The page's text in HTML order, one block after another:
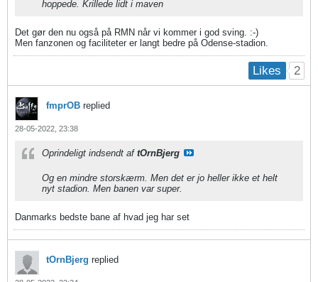
hoppede. Krillede lidt i maven
Det gør den nu også på RMN når vi kommer i god sving. :-)
Men fanzonen og faciliteter er langt bedre på Odense-stadion.
Likes 2
fmprOB replied
28-05-2022, 23:38
Oprindeligt indsendt af tOrnBjerg
Og en mindre storskærm. Men det er jo heller ikke et helt
nyt stadion. Men banen var super.
Danmarks bedste bane af hvad jeg har set
tOrnBjerg replied